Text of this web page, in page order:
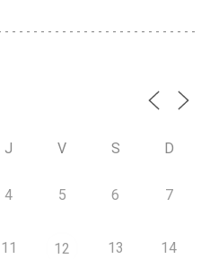
J V S D
4 5 6 7
11 12 13 14